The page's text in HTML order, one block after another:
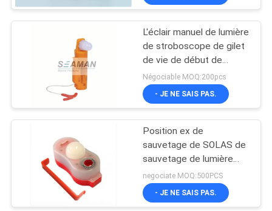
Équipement marin
de lutte contre
l'incendie
41
Outils de pont de
29
L'éclair manuel de lumière
de stroboscope de gilet
de vie de début de
SOLAS a mené le signal
lumineux résistant au feu
Négociable MOQ:200pcs
- JE NE SAIS PAS.
Position ex de
sauvetage de SOLAS de
sauvetage de lumière
anti-déflagrante de gilet
ATEX/MED Approval
negociate MOQ:500PCS
- JE NE SAIS PAS.